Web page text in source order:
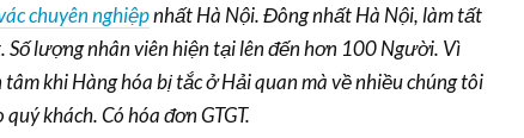
chuyên nghiệpnhất Hà Nội. Đông nhất Hà Nội, làm tất
Số lượng nhân viên hiện tại lên đến hơn 100 Người. Vì
tâm khi Hàng hóa bị tắc ở Hải quan mà về nhiều chúng tôi
khách. Có hóa đơn GTGT.